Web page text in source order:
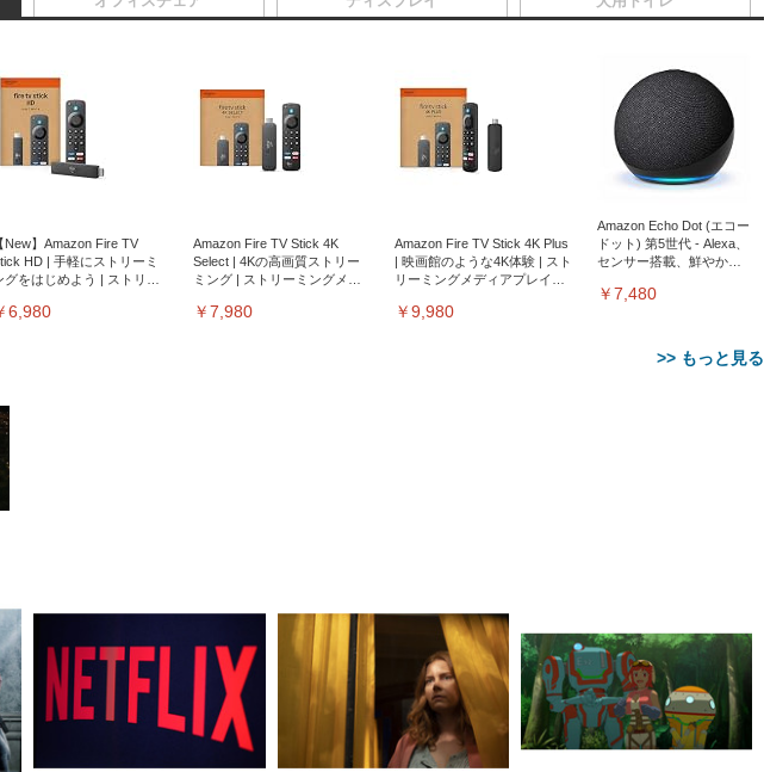
【New】Amazon Fire TV
HD | 手軽にストリーミ
グをはじめよう | ストリー
6,980
Amazon Fire TV Stick 4K
Select | 4Kの高画質ストリー
ミング | ストリーミングメデ
￥7,980
Amazon Fire TV Stick 4K Plus
| 映画館のような4K体験 | スト
リーミングメディアプレイヤ
￥9,980
Amazon Echo Dot (エコー
ドット) 第5世代 - Alexa、
センサー搭載、鮮やかな
￥7,480
>> もっと見る
デスクチェア メッシュチェ
ア 人間工学 疲れない ブラッ
27,999
チェア 疲れない テレワーク
チェア 強化バックレスト 30
度ロッキング機能 人間工学 椅
子 腰サポート 90度跳ね上げ
式アームレスト 3Dヘッドレス
ト ハンガー付き 高反発クッシ
ョン PCチェア 通気性メッシ
ュ ゲーミング/勉強/事務用 お
しゃれ パソコンチェア (ブラ
￥7,680
チェア 疲れない テレワーク
チェア 強化バックレスト 30度
ロッキング機能 人間工学 椅子
腰サポート 90度跳ね上げ式ア
ームレスト 3Dヘッドレスト
ハンガー付き 高反発クッショ
ン PCチェア 通気性メッシュ
ゲーミング/勉強/事務用 おし
ゃれ パソコンチェア (ホワイ
￥7,680
ポート付き 腰サポート ガ
ス圧無段階昇降 360度回
転 キャスター付き コンパ
クト 幅52×奥行58.5×高さ
84～96cm テレワーク 在
宅勤務 ブラック
￥4,139
WT | 27.0型4K
・USB Type-C・ホワイ
ク付き（CFI-ZDM1J）
￥49,979
ニター フル
HD（1920×1080）VA 非光
沢 HDMI/DisplayPort/VGA
スピーカー内蔵 高さ調整 ス
イベル VESA対応
ComfortView ビジネス向け
￥15,800
ーミングモニター QD 24.5インチ
1ms FHD 量子ドット 残像低減 (3
年保証 | 輝点保証 | 日本メーカー)
￥34,980
ツ 厚型 ワイド 42枚x2袋(84
枚) ホワイト(吸収面:ライトブ
ー)
3,234
ツ L 中型犬用 26枚入り 単品
￥1,800
ック) 【Amazon.co.jp限定】
Smart Basic アイリスオーヤマ
ペットシーツ 超厚型 お徳用
ワイド 100枚入 (x 1) (ケース
販売)
￥3,670
【Amazon.co.jp限定】
￥3,731